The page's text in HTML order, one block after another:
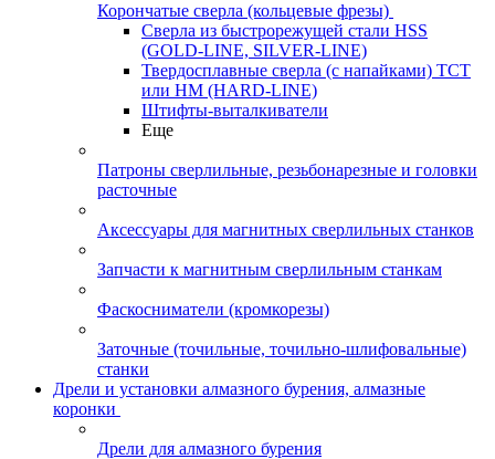
Корончатые сверла (кольцевые фрезы)
Сверла из быстрорежущей стали HSS
(GOLD-LINE, SILVER-LINE)
Твердосплавные сверла (с напайками) ТСТ
или HM (HARD-LINE)
Штифты-выталкиватели
Еще
Патроны сверлильные, резьбонарезные и головки
расточные
Аксессуары для магнитных сверлильных станков
Запчасти к магнитным сверлильным станкам
Фаскосниматели (кромкорезы)
Заточные (точильные, точильно-шлифовальные)
станки
Дрели и установки алмазного бурения, алмазные
коронки
Дрели для алмазного бурения